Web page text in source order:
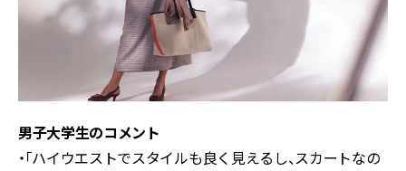
男子大学生のコメント
・「ハイウエストでスタイルも良く見えるし、スカートなの